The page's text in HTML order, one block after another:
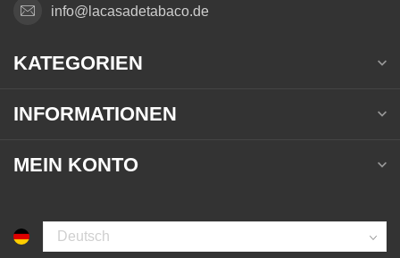
info@lacasadetabaco.de
KATEGORIEN
INFORMATIONEN
MEIN KONTO